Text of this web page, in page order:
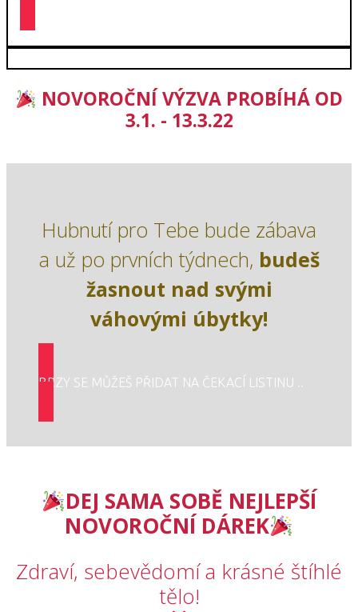
NOVOROČNÍ VÝZVA PROBÍHÁ OD
3.1. - 13.3.22
Hubnutí pro Tebe bude zábava
a už po prvních týdnech, budeš
žasnout nad svými
váhovými úbytky!
BRZY SE MŮŽEŠ PŘIDAT NA ČEKACÍ LISTINU ..
DEJ SAMA SOBĚ NEJLEPŠÍ
NOVOROČNÍ DÁREK
Zdraví, sebevědomí a krásné štíhlé
tělo!